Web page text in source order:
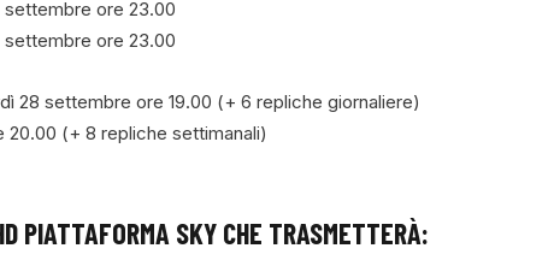
settembre ore 23.00
settembre ore 23.00
28 settembre ore 19.00 (+ 6 repliche giornaliere)
(+ 8 repliche settimanali)
PIATTAFORMA SKY CHE TRASMETTERÀ: